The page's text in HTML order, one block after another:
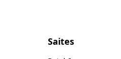
Saites